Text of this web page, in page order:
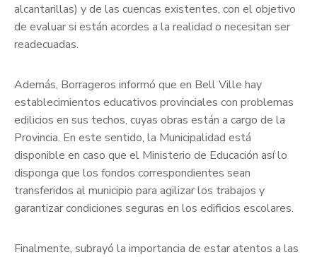
alcantarillas) y de las cuencas existentes, con el objetivo
de evaluar si están acordes a la realidad o necesitan ser
readecuadas.
Además, Borrageros informó que en Bell Ville hay
establecimientos educativos provinciales con problemas
edilicios en sus techos, cuyas obras están a cargo de la
Provincia. En este sentido, la Municipalidad está
disponible en caso que el Ministerio de Educación así lo
disponga que los fondos correspondientes sean
transferidos al municipio para agilizar los trabajos y
garantizar condiciones seguras en los edificios escolares.
Finalmente, subrayó la importancia de estar atentos a las